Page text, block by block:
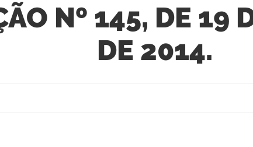
Nº 145, DE 19
DE 2014.